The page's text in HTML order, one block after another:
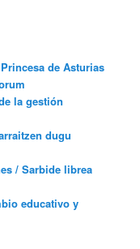
de Asturias
la gestión
dugu
/ Sarbide librea
educativo y